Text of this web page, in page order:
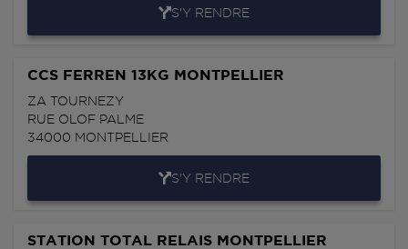
S'Y RENDRE
CCS FERREN 13KG MONTPELLIER
ZA TOURNEZY
RUE OLOF PALME
34000 MONTPELLIER
S'Y RENDRE
STATION TOTAL RELAIS MONTPELLIER